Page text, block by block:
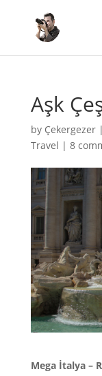
Aşk
by Çekergezer|
Travel | 8
Mega İtalya –